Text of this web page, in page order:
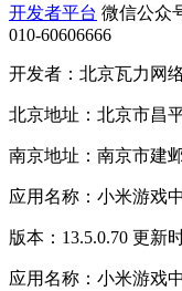
开发者平台 微信公众
010-60606666
开发者：北京瓦力网
北京地址：北京市昌
南京地址：南京市建
应用名称：小米游戏
版本：13.5.0.70 更新
应用名称：小米游戏